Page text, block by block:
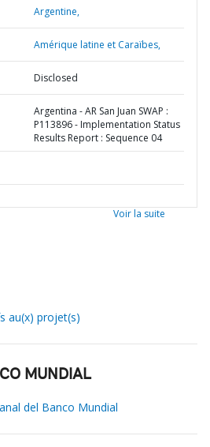
Argentine,
Amérique latine et Caraïbes,
Disclosed
Argentina - AR San Juan SWAP :
P113896 - Implementation Status
Results Report : Sequence 04
Voir la suite
au(x) projet(s)
MUNDIAL
del Banco Mundial